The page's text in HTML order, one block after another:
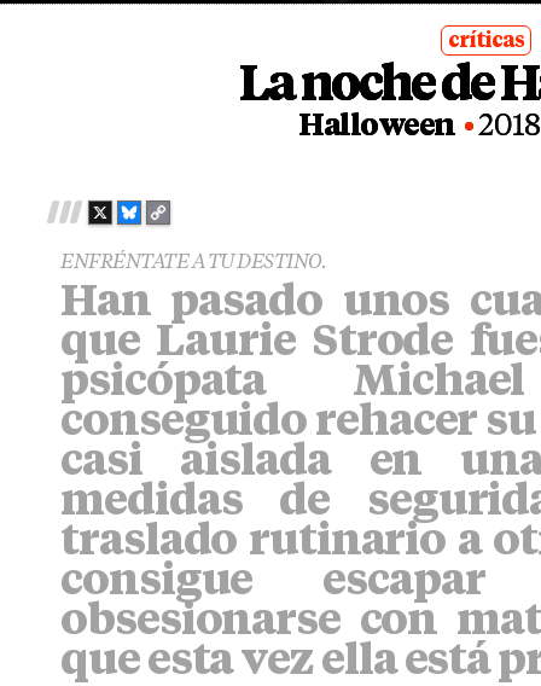
posted
in
críticas
La noche de
Halloween 2018
X
B
U
S
K
Y
C
P
I
N
K
ENFRÉNTATE A TU DESTINO.
Han pasado unos
que Laurie Strode
psicópata
conseguido rehacer
casi aislada en
medidas de
traslado rutinario a
consigue
obsesionarse con
que esta vez ella está